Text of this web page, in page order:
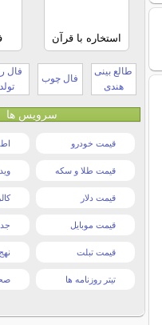
استخاره با قرآن
طالع بینی
هندی
فال چوب
فال
تولد
سرویس ها
قیمت خودرو
قیمت طلا و سکه
قیمت دلار
قیمت موبایل
قیمت تبلت
تیتر روزنامه ها